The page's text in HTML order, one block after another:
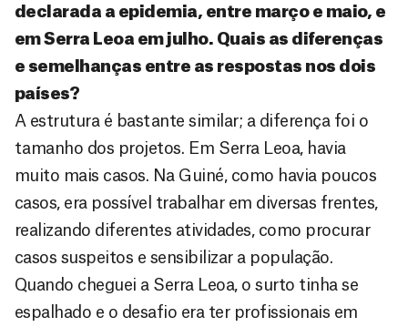
declarada a epidemia, entre março e maio, e
em Serra Leoa em julho. Quais as diferenças
e semelhanças entre as respostas nos dois
países?
A estrutura é bastante similar; a diferença foi o
tamanho dos projetos. Em Serra Leoa, havia
muito mais casos. Na Guiné, como havia poucos
casos, era possível trabalhar em diversas frentes,
realizando diferentes atividades, como procurar
casos suspeitos e sensibilizar a população.
Quando cheguei a Serra Leoa, o surto tinha se
espalhado e o desafio era ter profissionais em